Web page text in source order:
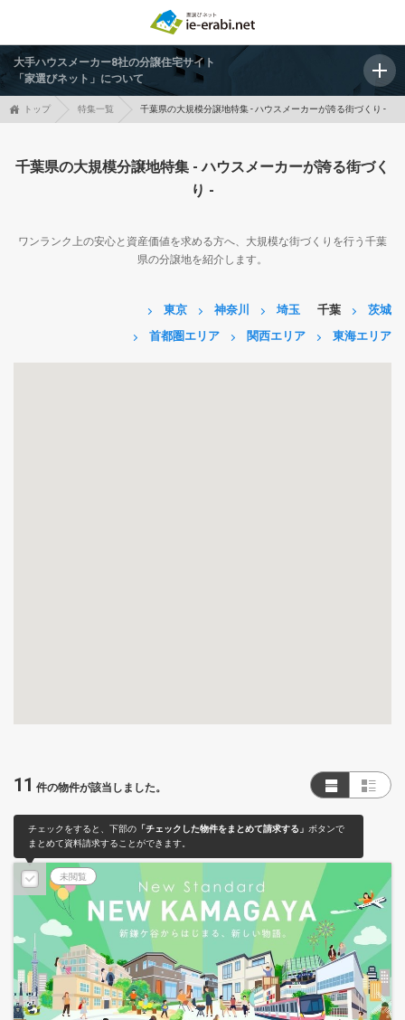
大手ハウスメーカー8社の分譲住宅サイト
「家選びネット」について
トップ 特集一覧 千葉県の大規模分譲地特集 - ハウスメーカーが誇る街づくり -
千葉県の大規模分譲地特集 - ハウスメーカーが誇る街づく
り -
ワンランク上の安心と資産価値を求める方へ、大規模な街づくりを行う千葉
県の分譲地を紹介します。
東京 神奈川 埼玉 千葉
茨城
首都圏エリア
関西エリア 東海エリア
11 件の物件が該当しました。
チェックをすると、下部の 「チェックした物件をまとめて請求する」 ボタンで
まとめて資料請求することができます。
未閲覧